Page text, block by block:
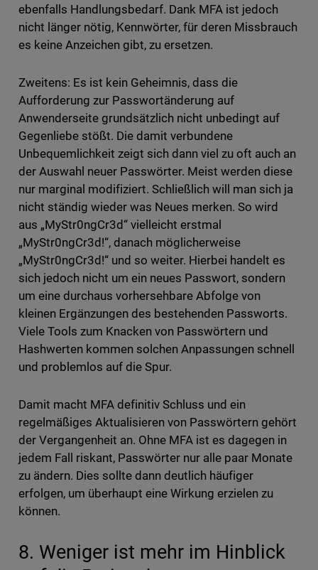
ebenfalls Handlungsbedarf. Dank MFA ist jedoch
nicht länger nötig, Kennwörter, für deren Missbrauch
es keine Anzeichen gibt, zu ersetzen.
Zweitens: Es ist kein Geheimnis, dass die
Aufforderung zur Passwortänderung auf
Anwenderseite grundsätzlich nicht unbedingt auf
Gegenliebe stößt. Die damit verbundene
Unbequemlichkeit zeigt sich dann viel zu oft auch an
der Auswahl neuer Passwörter. Meist werden diese
nur marginal modifiziert. Schließlich will man sich ja
nicht ständig wieder was Neues merken. So wird
aus „MyStr0ngCr3d“ vielleicht erstmal
„MyStr0ngCr3d!“, danach möglicherweise
„MyStr0ngCr3d!“ und so weiter. Hierbei handelt es
sich jedoch nicht um ein neues Passwort, sondern
um eine durchaus vorhersehbare Abfolge von
kleinen Ergänzungen des bestehenden Passworts.
Viele Tools zum Knacken von Passwörtern und
Hashwerten kommen solchen Anpassungen schnell
und problemlos auf die Spur.
Damit macht MFA definitiv Schluss und ein
regelmäßiges Aktualisieren von Passwörtern gehört
der Vergangenheit an. Ohne MFA ist es dagegen in
jedem Fall riskant, Passwörter nur alle paar Monate
zu ändern. Dies sollte dann deutlich häufiger
erfolgen, um überhaupt eine Wirkung erzielen zu
können.
8. Weniger ist mehr im Hinblick